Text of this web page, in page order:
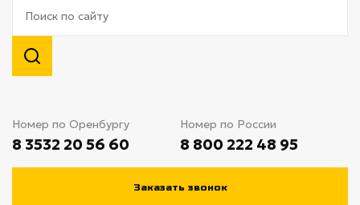
Номер по Оренбургу
8 3532 20 56 60
Номер по России
8 800 222 48 95
Заказать звонок